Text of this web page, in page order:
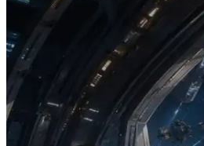
2026.07.04